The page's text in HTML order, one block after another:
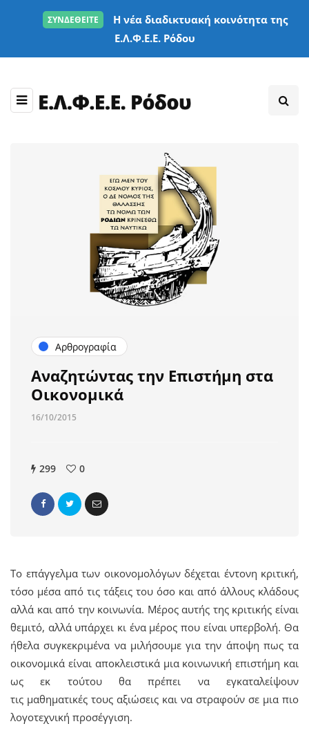
ΣΥΝΔΕΘΕΙΤΕ
Η νέα διαδικτυακή κοινότητα της
Ε.Λ.Φ.Ε.Ε. Ρόδου
Αρθρογραφία
Αναζητώντας την Επιστήμη στα
Οικονομικά
16/10/2015
299 0
Το επάγγελμα των οικονομολόγων δέχεται έντονη κριτική,
τόσο μέσα από τις τάξεις του όσο και από άλλους κλάδους
αλλά και από την κοινωνία. Μέρος αυτής της κριτικής είναι
θεμιτό, αλλά υπάρχει κι ένα μέρος που είναι υπερβολή. Θα
ήθελα συγκεκριμένα να μιλήσουμε για την άποψη πως τα
οικονομικά είναι αποκλειστικά μια κοινωνική επιστήμη και
ως εκ τούτου θα πρέπει να εγκαταλείψουν
τις μαθηματικές τους αξιώσεις και να στραφούν σε μια πιο
λογοτεχνική προσέγγιση.